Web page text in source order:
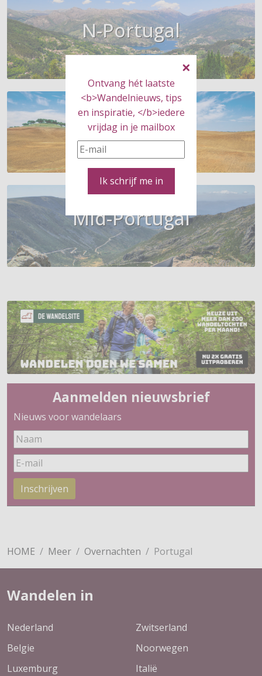
Ontvang hét laatste
<b>Wandelnieuws, tips
en inspiratie, </b>iedere
vrijdag in je mailbox
Ik schrijf me in
N-Portugal
Alentejo
Mid-Portugal
Aanmelden nieuwsbrief
Nieuws voor wandelaars
Inschrijven
HOME Meer Overnachten Portugal
Wandelen in
Nederland
Belgie
Luxemburg
Zwitserland
Noorwegen
Italië